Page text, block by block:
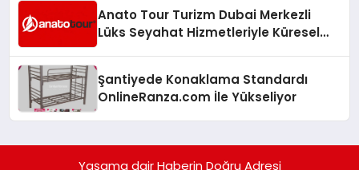
Anato Tour Turizm Dubai Merkezli
Lüks Seyahat Hizmetleriyle Küresel
Şantiyede Konaklama Standardı
OnlineRanza.com İle Yükseliyor
Yaşama dair Haberin Doğru Adresi